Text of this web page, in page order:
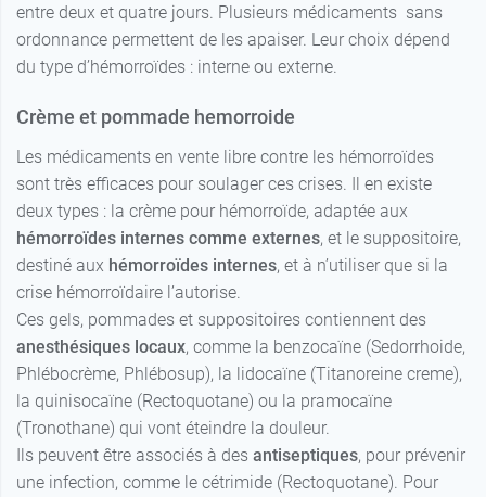
entre deux et quatre jours. Plusieurs médicaments sans
ordonnance permettent de les apaiser. Leur choix dépend
du type d’hémorroïdes : interne ou externe.
Crème et pommade hemorroide
Les médicaments en vente libre contre les hémorroïdes
sont très efficaces pour soulager ces crises. Il en existe
deux types : la crème pour hémorroïde, adaptée aux
hémorroïdes internes comme externes, et le suppositoire,
destiné aux hémorroïdes internes, et à n’utiliser que si la
crise hémorroïdaire l’autorise.
Ces gels, pommades et suppositoires contiennent des
anesthésiques locaux, comme la benzocaïne (Sedorrhoide,
Phlébocrème, Phlébosup), la lidocaïne (Titanoreine creme),
la quinisocaïne (Rectoquotane) ou la pramocaïne
(Tronothane) qui vont éteindre la douleur.
Ils peuvent être associés à des antiseptiques, pour prévenir
une infection, comme le cétrimide (Rectoquotane). Pour